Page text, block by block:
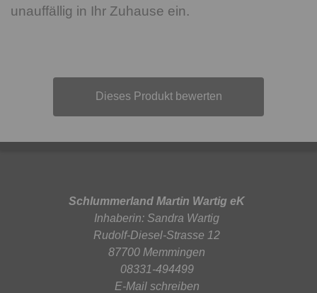
unauffällig in Ihr Zuhause ein.
Dieses Produkt bewerten
Schlummerland Martin Wartig eK
Inhaberin: Sandra Wartig
Rudolf-Diesel-Strasse 12
87700 Memmingen
08331-494499
E-Mail schreiben